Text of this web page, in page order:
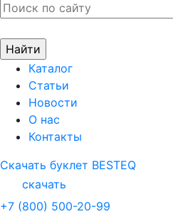
Каталог
Статьи
Новости
О нас
Контакты
Скачать буклет BESTEQ
скачать
+7 (800) 500-20-99